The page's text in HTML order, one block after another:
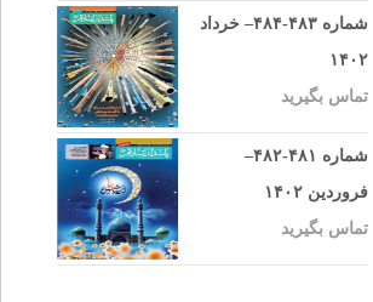
شماره ۴۸۳-۴۸۴– خرداد
۱۴۰۲
تماس بگیرید
شماره ۴۸۱-۴۸۲–
فروردین ۱۴۰۲
تماس بگیرید